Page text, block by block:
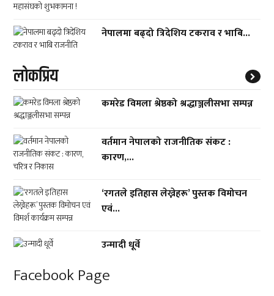
नेपालमा बढ्दो त्रिदेशिय टकराव र भाबि...
लाेकप्रिय
कमरेड विमला श्रेष्ठको श्रद्धाञ्जलीसभा सम्पन्न
वर्तमान नेपालको राजनीतिक संकट :
कारण,...
‘रगतले इतिहास लेख्नेहरू’ पुस्तक विमोचन
एवं...
उन्मादी धूर्वे
Facebook Page